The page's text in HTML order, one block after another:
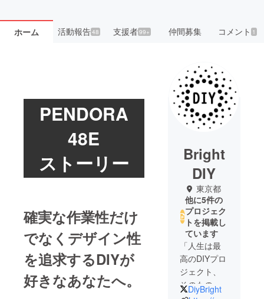
ホーム 活動報告48 支援者99+ 仲間募集 コメント 1
PENDORA
48E
ストーリー
確実な作業性だけ
でなくデザイン性
を追求するDIYが
好きなあなたへ。
Bright
DIY
東京都
他に5件の
プロジェク
トを掲載し
ています
「人生は最
高のDIYプロ
ジェクト、
そのもの
DiyBright